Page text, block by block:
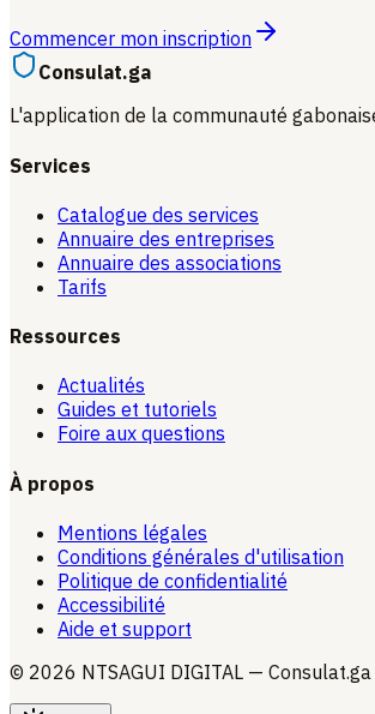
Commencer mon inscription
Consulat.ga
L'application de la communauté
Services
Catalogue des services
Annuaire des entreprises
Annuaire des associations
Tarifs
Ressources
Actualités
Guides et tutoriels
Foire aux questions
À propos
Mentions légales
Conditions générales d'utilisation
Politique de confidentialité
Accessibilité
Aide et support
© 2026 NTSAGUI DIGITAL — Consulat.ga